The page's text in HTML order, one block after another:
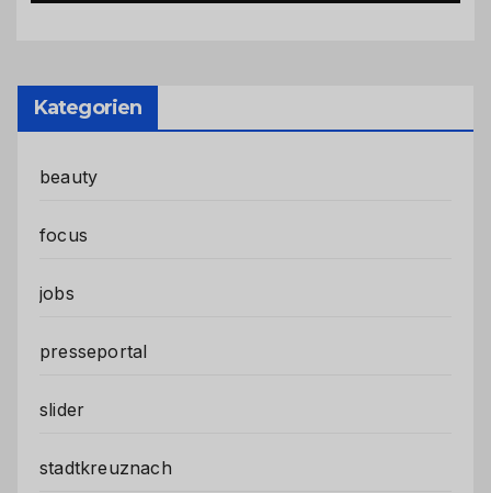
Kategorien
beauty
focus
jobs
presseportal
slider
stadtkreuznach